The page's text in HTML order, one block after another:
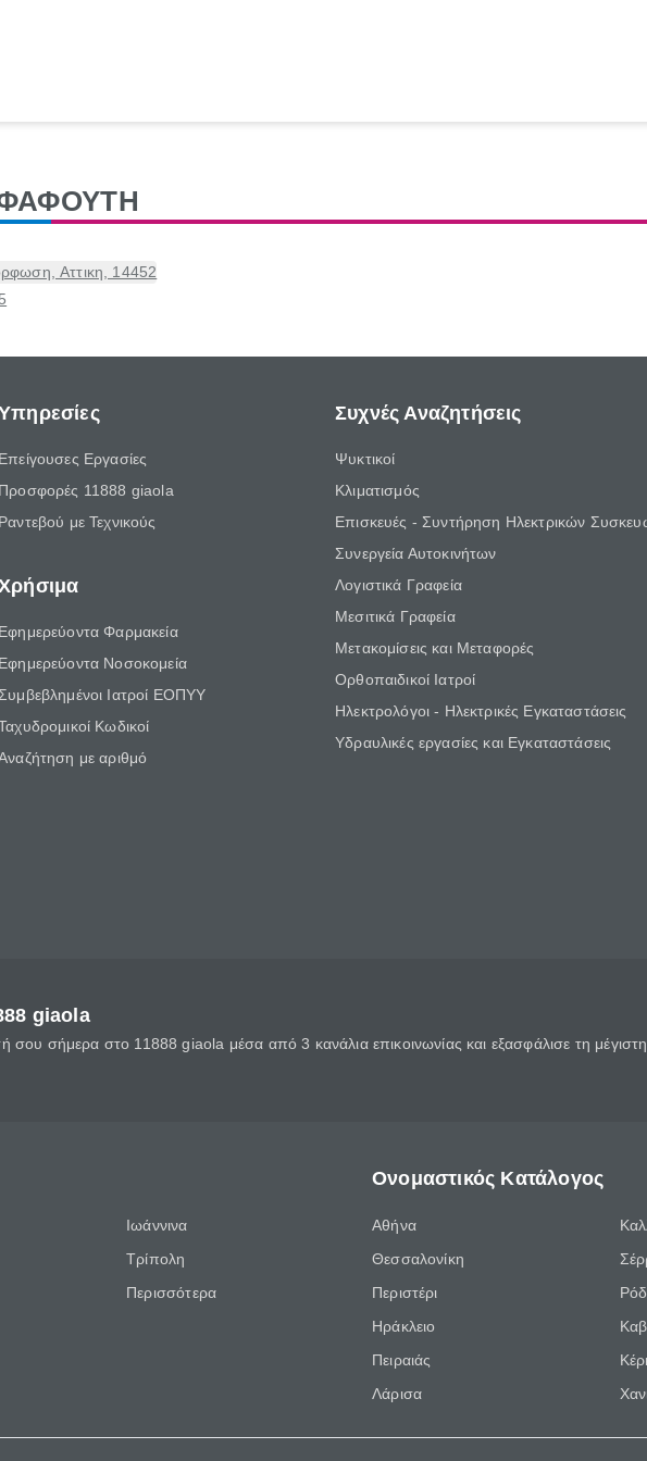
Αττικη, 14452
Επείγουσες Εργασίες
Προσφορές 11888 giaola
Ραντεβού με Τεχνικούς
Εφημερεύοντα Φαρμακεία
Εφημερεύοντα Νοσοκομεία
Συμβεβλημένοι Ιατροί ΕΟΠΥΥ
Κωδικοί
με αριθμό
Συχνές Αναζητήσεις
Ψυκτικοί
Κλιματισμός
Επισκευές - Συντήρηση Ηλεκτρικών
Συνεργεία Αυτοκινήτων
Λογιστικά Γραφεία
Μεσιτικά Γραφεία
Μετακομίσεις και Μεταφορές
Ορθοπαιδικοί Ιατροί
Ηλεκτρολόγοι - Ηλεκτρικές Εγκαταστάσεις
Υδραυλικές εργασίες και Εγκαταστάσεις
giaola
σου σήμερα στο 11888 giaola μέσα από 3 κανάλια επικοινωνίας και εξασφάλισε τη
Ιωάννινα
Τρίπολη
Περισσότερα
Ονομαστικός Κατάλογος
Αθήνα
Θεσσαλονίκη
Περιστέρι
Ηράκλειο
Πειραιάς
Λάρισα